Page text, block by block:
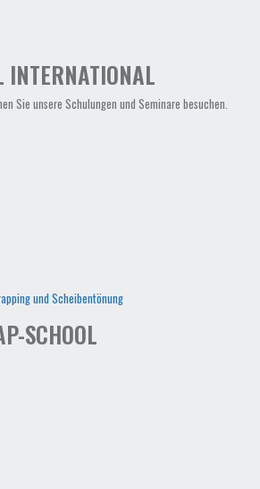
INTERNATIONAL
Sie unsere Schulungen und Seminare besuchen.
und Scheibentönung
SCHOOL